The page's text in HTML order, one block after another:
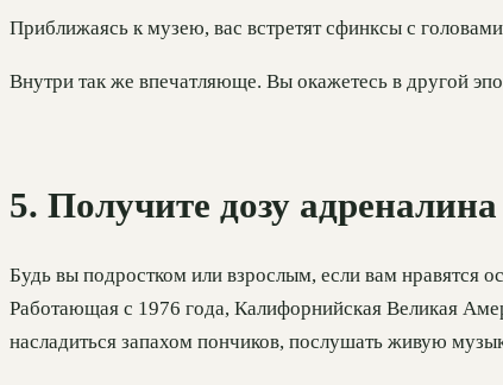
Приближаясь к музею, вас встретят сфинксы с
Внутри так же впечатляюще. Вы окажетесь в другой
5. Получите дозу
Будь вы подростком или взрослым, если вам нравятся
Работающая с 1976 года, Калифорнийская Великая
насладиться запахом пончиков, послушать живую